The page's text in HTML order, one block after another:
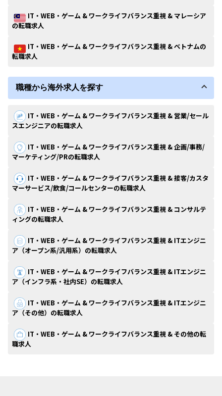
IT・WEB・ゲーム & ワークライフバランス重視 & マレーシア
の転職求人
IT・WEB・ゲーム & ワークライフバランス重視 & ベトナムの
転職求人
職種から海外求人を探す
IT・WEB・ゲーム & ワークライフバランス重視 & 営業/セール
スエンジニアの転職求人
IT・WEB・ゲーム & ワークライフバランス重視 & 企画/事務/
マーケティング/PRの転職求人
IT・WEB・ゲーム & ワークライフバランス重視 & 接客/カスタ
マーサービス/飲食/コールセンターの転職求人
IT・WEB・ゲーム & ワークライフバランス重視 & コンサルテ
ィングの転職求人
IT・WEB・ゲーム & ワークライフバランス重視 & ITエンジニ
ア（オープン系/汎用系）の転職求人
IT・WEB・ゲーム & ワークライフバランス重視 & ITエンジニ
ア（インフラ系・社内SE）の転職求人
IT・WEB・ゲーム & ワークライフバランス重視 & ITエンジニ
ア（その他）の転職求人
IT・WEB・ゲーム & ワークライフバランス重視 & その他の転
職求人